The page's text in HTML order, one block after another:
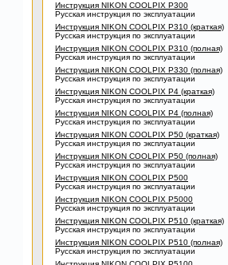
Инструкция NIKON COOLPIX P300
Русская инструкция по эксплуатации
Инструкция NIKON COOLPIX P310 (краткая)
Русская инструкция по эксплуатации
Инструкция NIKON COOLPIX P310 (полная)
Русская инструкция по эксплуатации
Инструкция NIKON COOLPIX P330 (полная)
Русская инструкция по эксплуатации
Инструкция NIKON COOLPIX P4 (краткая)
Русская инструкция по эксплуатации
Инструкция NIKON COOLPIX P4 (полная)
Русская инструкция по эксплуатации
Инструкция NIKON COOLPIX P50 (краткая)
Русская инструкция по эксплуатации
Инструкция NIKON COOLPIX P50 (полная)
Русская инструкция по эксплуатации
Инструкция NIKON COOLPIX P500
Русская инструкция по эксплуатации
Инструкция NIKON COOLPIX P5000
Русская инструкция по эксплуатации
Инструкция NIKON COOLPIX P510 (краткая)
Русская инструкция по эксплуатации
Инструкция NIKON COOLPIX P510 (полная)
Русская инструкция по эксплуатации